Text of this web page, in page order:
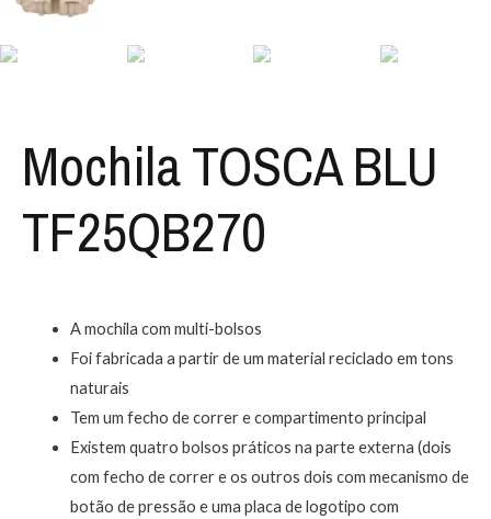
Mochila TOSCA BLU
TF25QB270
A mochila com multi-bolsos
Foi fabricada a partir de um material reciclado em tons
naturais
Tem um fecho de correr e compartimento principal
Existem quatro bolsos práticos na parte externa (dois
com fecho de correr e os outros dois com mecanismo de
botão de pressão e uma placa de logotipo com